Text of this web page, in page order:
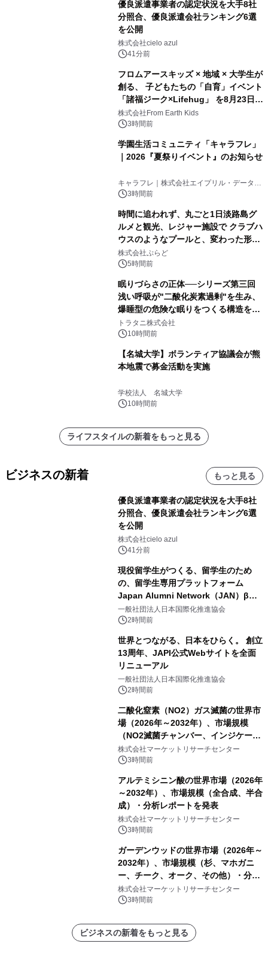
優良派遣事業者の認定状況を大手8社
分照合、優良派遣会社ランキング6選
を公開
株式会社cielo azul
41分前
フロムアースキッズ × 地域 × 大学生が
創る、 子どもたちの「自育」イベント
「諸福ジーク×Lifehug」 を8月23日
(日)開催
株式会社From Earth Kids
3時間前
学園生活コミュニティ「キャラフレ」
｜2026『夏祭りイベント』のお知らせ
キャラフレ｜株式会社エイプリル・データ・
デザインズ
3時間前
時間に追われず、丸ごと1日淡路島グ
ルメと観光、レジャー施設で クラブハ
ウスのようなプールと、変わった形の
サウナも 「THE BOXY AWAJI」のお
得な素泊まり連泊プランで
株式会社ぷらど
5時間前
眠りづらさの正体──シリーズ第三回
浅い呼吸が"二酸化炭素過剰"を生み、
爆睡型の危険な眠りをつくる構造を解
説
トラタニ株式会社
10時間前
【名城大学】ボランティア協議会が熊
本地震で募金活動を実施
学校法人 名城大学
10時間前
ライフスタイルの新着をもっと見る
ビジネスの新着 もっと見る
優良派遣事業者の認定状況を大手8社
分照合、優良派遣会社ランキング6選
を公開
株式会社cielo azul
41分前
現役留学生がつくる、留学生のため
の、留学生専用プラットフォーム
Japan Alumni Network（JAN）β版
をリリース
一般社団法人日本国際化推進協会
2時間前
世界とつながる、日本をひらく。 創立
13周年、JAPI公式Webサイトを全面
リニューアル
一般社団法人日本国際化推進協会
2時間前
二酸化窒素（NO2）ガス滅菌の世界市
場（2026年～2032年）、市場規模
（NO2滅菌チャンバー、インジケータ
ーおよびモニタリングシステム、その
他）・分析レポートを発表
株式会社マーケットリサーチセンター
3時間前
アルテミシニン酸の世界市場（2026年
～2032年）、市場規模（全合成、半合
成）・分析レポートを発表
株式会社マーケットリサーチセンター
3時間前
ガーデンウッドの世界市場（2026年～
2032年）、市場規模（杉、マホガニ
ー、チーク、オーク、その他）・分析
レポートを発表
株式会社マーケットリサーチセンター
3時間前
ビジネスの新着をもっと見る